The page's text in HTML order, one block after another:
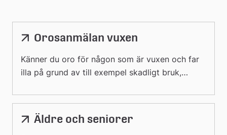
Orosanmälan vuxen
Känner du oro för någon som är vuxen och far
illa på grund av till exempel skadligt bruk,
Äldre och seniorer